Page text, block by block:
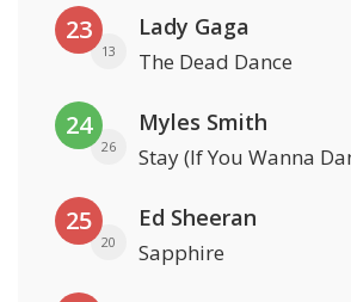
23
13
Lady Gaga
The Dead Dance
24
26
Myles Smith
Stay (If You Wanna
25
20
Ed Sheeran
Sapphire